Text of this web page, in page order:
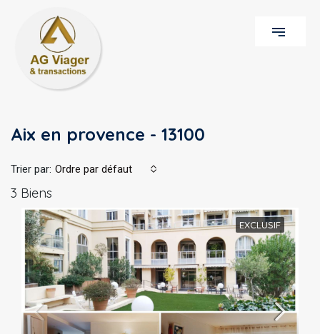
Aix en provence - 13100
3 Biens
Trier par: Ordre par défaut
EXCLUSIF